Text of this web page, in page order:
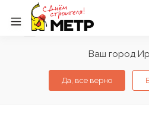
Ваш город
Да, все верно